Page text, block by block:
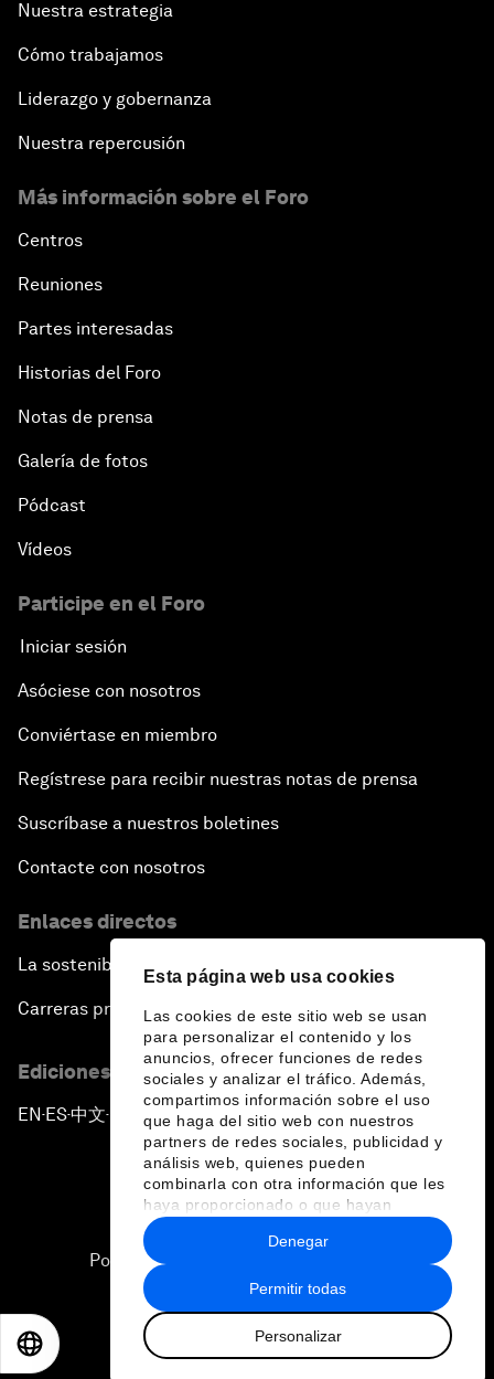
Esta página web usa cookies
Las cookies de este sitio web se usan
para personalizar el contenido y los
anuncios, ofrecer funciones de redes
sociales y analizar el tráfico. Además,
compartimos información sobre el uso
que haga del sitio web con nuestros
partners de redes sociales, publicidad y
análisis web, quienes pueden
combinarla con otra información que les
haya proporcionado o que hayan
recopilado a partir del uso que haya
hecho de sus servicios.
Permitir todas
Personalizar
Denegar
Nuestra estrategia
Cómo trabajamos
Liderazgo y gobernanza
Nuestra repercusión
Más información sobre el Foro
Centros
Reuniones
Partes interesadas
Historias del Foro
Notas de prensa
Galería de fotos
Pódcast
Vídeos
Participe en el Foro
Iniciar sesión
Asóciese con nosotros
Conviértase en miembro
Regístrese para recibir nuestras notas de prensa
Suscríbase a nuestros boletines
Contacte con nosotros
Enlaces directos
La sostenibilidad en el Foro
Carreras profesionales
Ediciones en otros idiomas
EN ▪ES▪中文▪ 日本語
Política de privacidad y normas de uso
Sitemap
2026 Foro Económico Mundial